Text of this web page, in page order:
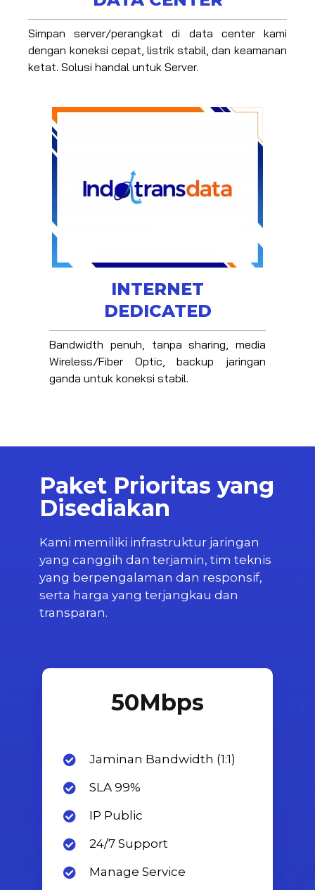
DATA CENTER
Simpan server/perangkat di data center kami
dengan koneksi cepat, listrik stabil, dan keamanan
INTERNET
DEDICATED
Bandwidth penuh, tanpa sharing, media
Wireless/Fiber Optic, backup jaringan
ganda untuk koneksi stabil.
Paket Prioritas yang
Disediakan
Kami memiliki infrastruktur jaringan
yang canggih dan terjamin, tim teknis
yang berpengalaman dan responsif,
serta harga yang terjangkau dan
transparan.
50Mbps
Jaminan Bandwidth (1:1)
24/7 Support
Manage Service